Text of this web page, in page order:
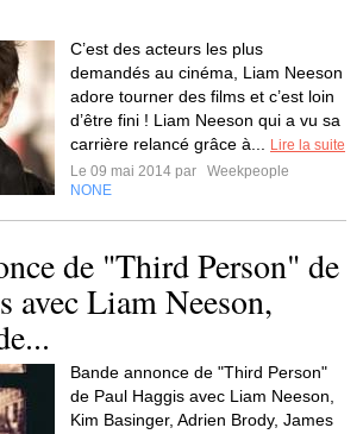
C’est des acteurs les plus
demandés au cinéma, Liam Neeson
adore tourner des films et c’est loin
d’être fini ! Liam Neeson qui a vu sa
carrière relancé grâce à...
Lire la suite
Le 09 mai 2014 par
Weekpeople
NONE
de "Third Person" de
avec Liam Neeson,
Bande annonce de "Third Person"
de Paul Haggis avec Liam Neeson,
Kim Basinger, Adrien Brody, James